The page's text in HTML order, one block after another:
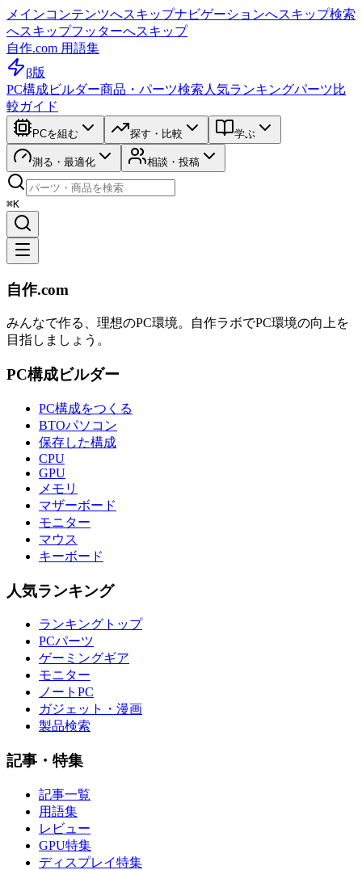
メインコンテンツへスキップナビゲーションへスキップ検索
へスキップフッターへスキップ
自作.com 用語集
β版
PC構成ビルダー商品・パーツ検索 人気ランキングパーツ比
較ガイド
PCを組む 探す・比較 学ぶ
測る・最適化 相談・投稿
⌘K
自作.com
みんなで作る、理想のPC環境。 自作ラボでPC環境の向上を
目指しましょう。
PC構成ビルダー
PC構成をつくる
BTOパソコン
保存した構成
CPU
GPU
メモリ
マザーボード
モニター
マウス
キーボード
人気ランキング
ランキングトップ
PCパーツ
ゲーミングギア
モニター
ノートPC
ガジェット・漫画
製品検索
記事・特集
記事一覧
用語集
レビュー
GPU特集
ディスプレイ特集